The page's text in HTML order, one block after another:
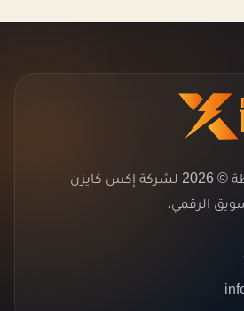
جميع الحقوق محفوظة © 2026 لشركة إكس كايزن
الرقمي.